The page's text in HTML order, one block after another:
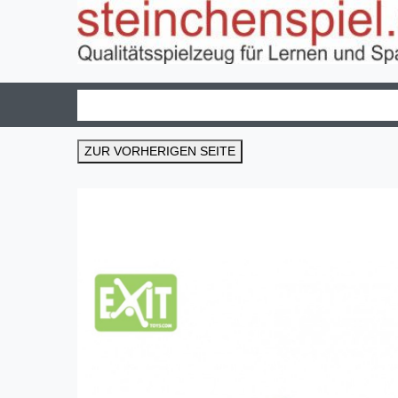
ZUR VORHERIGEN SEITE